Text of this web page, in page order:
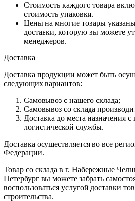
Стоимость каждого товара
стоимость упаковки.
Цены на многие товары
доставки, которую вы можете
менеджеров.
Доставка
Доставка продукции может быть
следующих вариантов:
Самовывоз с нашего склада;
Самовывоз со склада
Доставка до места назначения
логистической службы.
Доставка осуществляется во все
Федерации.
Товар со склада в г. Набережные
Петербург вы можете забрать
воспользоваться услугой доставки
строительства.